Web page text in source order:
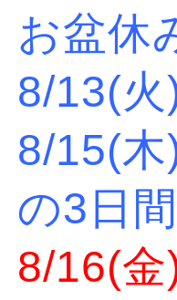
お盆休
8/13(火
8/15(木
の3日間
8/16(